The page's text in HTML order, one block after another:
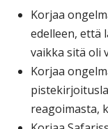
Korjaa
edelleen, että
vaikka sitä oli
Korjaa
reagoimasta,